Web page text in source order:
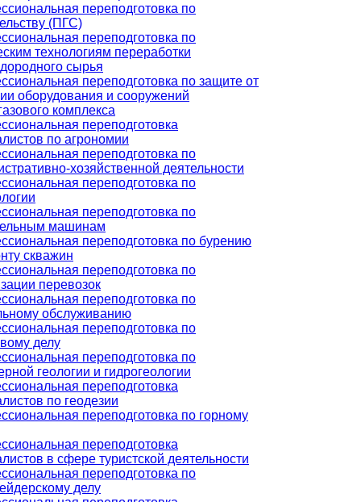
переподготовка по
(ПГС)
переподготовка по
технологиям переработки
сырья
переподготовка по защите от
оборудования и сооружений
комплекса
переподготовка
по агрономии
переподготовка по
хозяйственной деятельности
переподготовка по
переподготовка по
машинам
переподготовка по бурению
скважин
переподготовка по
перевозок
переподготовка по
обслуживанию
переподготовка по
делу
переподготовка по
геологии и гидрогеологии
переподготовка
по геодезии
переподготовка по горному
переподготовка
в сфере туристской деятельности
переподготовка по
делу